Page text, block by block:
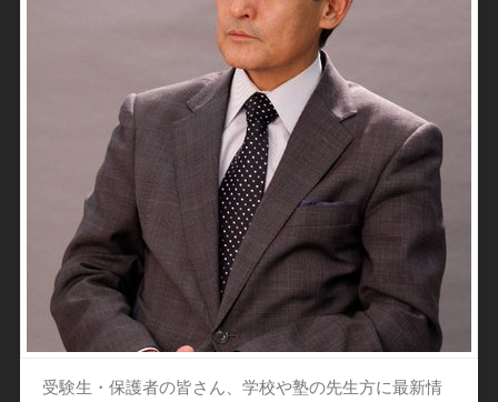
受験生・保護者の皆さん、学校や塾の先生方に最新情